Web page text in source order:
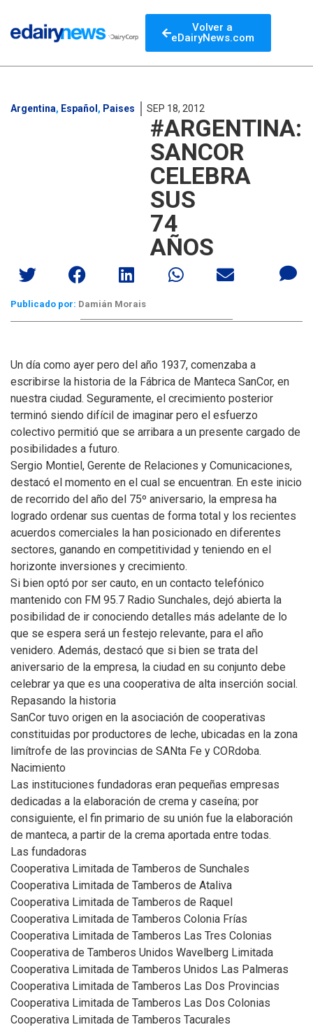
Volver a
eDairyNews.com
Argentina, Español , Paises SEP 18, 2012
#ARGENTINA:
SANCOR
CELEBRA
SUS
74
AÑOS
Publicado por: Damián Morais
Un día como ayer pero del año 1937, comenzaba a
escribirse la historia de la Fábrica de Manteca SanCor, en
nuestra ciudad. Seguramente, el crecimiento posterior
terminó siendo difícil de imaginar pero el esfuerzo
colectivo permitió que se arribara a un presente cargado de
posibilidades a futuro.
Sergio Montiel, Gerente de Relaciones y Comunicaciones,
destacó el momento en el cual se encuentran. En este inicio
de recorrido del año del 75º aniversario, la empresa ha
logrado ordenar sus cuentas de forma total y los recientes
acuerdos comerciales la han posicionado en diferentes
sectores, ganando en competitividad y teniendo en el
horizonte inversiones y crecimiento.
Si bien optó por ser cauto, en un contacto telefónico
mantenido con FM 95.7 Radio Sunchales, dejó abierta la
posibilidad de ir conociendo detalles más adelante de lo
que se espera será un festejo relevante, para el año
venidero. Además, destacó que si bien se trata del
aniversario de la empresa, la ciudad en su conjunto debe
celebrar ya que es una cooperativa de alta inserción social.
Repasando la historia
SanCor tuvo origen en la asociación de cooperativas
constituidas por productores de leche, ubicadas en la zona
limítrofe de las provincias de SANta Fe y CORdoba.
Nacimiento
Las instituciones fundadoras eran pequeñas empresas
dedicadas a la elaboración de crema y caseína; por
consiguiente, el fin primario de su unión fue la elaboración
de manteca, a partir de la crema aportada entre todas.
Las fundadoras
Cooperativa Limitada de Tamberos de Sunchales
Cooperativa Limitada de Tamberos de Ataliva
Cooperativa Limitada de Tamberos de Raquel
Cooperativa Limitada de Tamberos Colonia Frías
Cooperativa Limitada de Tamberos Las Tres Colonias
Cooperativa de Tamberos Unidos Wavelberg Limitada
Cooperativa Limitada de Tamberos Unidos Las Palmeras
Cooperativa Limitada de Tamberos Las Dos Provincias
Cooperativa Limitada de Tamberos Las Dos Colonias
Cooperativa Limitada de Tamberos Tacurales